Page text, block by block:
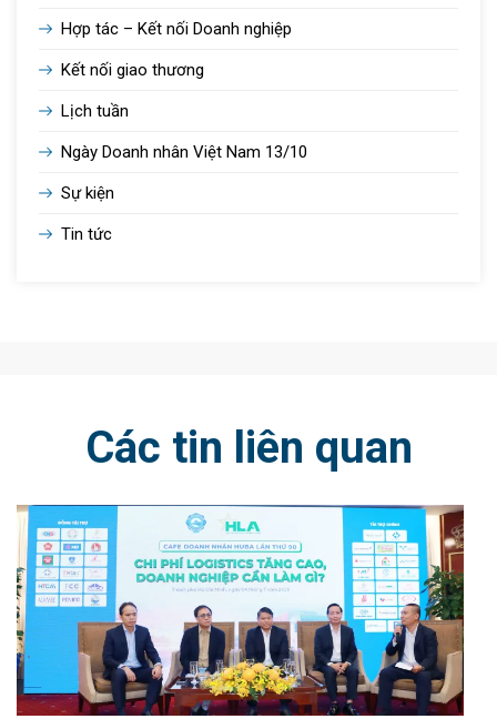
Hợp tác – Kết nối Doanh nghiệp
Kết nối giao thương
Lịch tuần
Ngày Doanh nhân Việt Nam 13/10
Sự kiện
Tin tức
Các tin liên quan